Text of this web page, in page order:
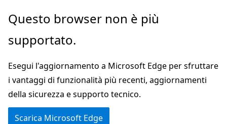
Ignora
passa
contenuto
principale
Questo browser non è più
supportato.
Esegui l'aggiornamento a Microsoft Edge per sfruttare
i vantaggi di funzionalità più recenti, aggiornamenti
della sicurezza e supporto tecnico.
Scarica Microsoft Edge